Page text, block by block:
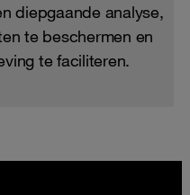
diepgaande analyse,
te beschermen en
te faciliteren.